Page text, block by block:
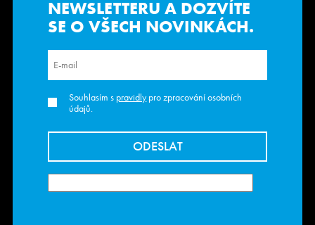
NEWSLETTERUA DOZVÍTE
SE O VŠECH NOVINKÁCH.
Souhlasím s pravidlypro zpracování osobních
údajů.